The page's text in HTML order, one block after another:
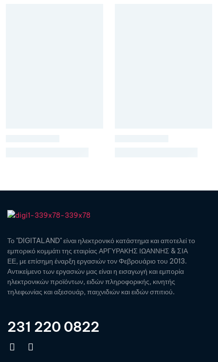
Το "DIGITALAND" είναι ηλεκτρονικό κατάστημα και αποτελεί το
εμπορικό κομμάτι της εταιρίας ΑΡΓΥΡΑΚΗΣ ΙΩΑΝΝΗΣ & ΣΙΑ
ΕΕ, με επίσημη έναρξη εργασιών τον Φεβρουάριο του 2013.
Αντικείμενο των εργασιών μας είναι η εισαγωγή και εμπορία
ηλεκτρονικών προϊόντων, ειδών πληροφορικής, κινητής
τηλεφωνίας και αξεσουάρ, παιχνιδιών και ειδών σπιτιού.
231 220 0822